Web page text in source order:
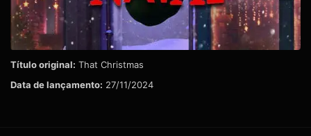
Título original: That Christmas
Data de lançamento: 27/11/2024